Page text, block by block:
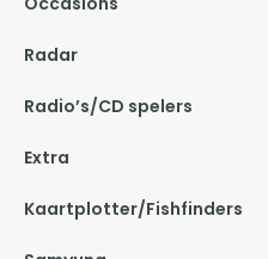
Radar
Radio’s/CD spelers
Extra
Kaartplotter/Fishfinders